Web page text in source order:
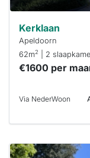
Kerklaan
Apeldoorn
62m2 | 2
€1600 per
Via NederWoon